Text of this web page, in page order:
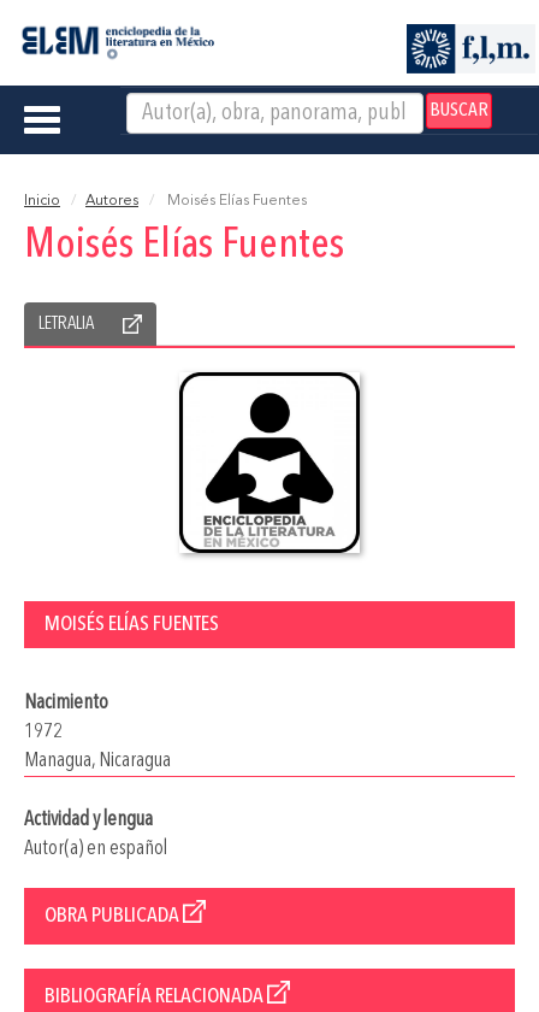
BUSCAR
Toggle
Inicio Autores Moisés Elías Fuentes
Moisés Elías Fuentes
LETRALIA
MOISÉS ELÍAS FUENTES
Nacimiento
1972
Managua, Nicaragua
Actividad y lengua
Autor(a) en español
OBRA PUBLICADA
BIBLIOGRAFÍA RELACIONADA